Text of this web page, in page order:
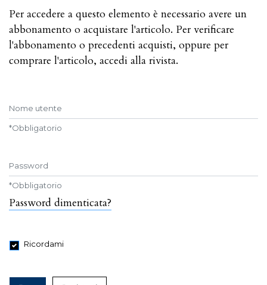
Per accedere a questo elemento è necessario avere un
abbonamento o acquistare l'articolo. Per verificare
l'abbonamento o precedenti acquisti, oppure per
comprare l'articolo, accedi alla rivista.
*Obbligatorio
Password
*Obbligatorio
Password dimenticata?
Ricordami